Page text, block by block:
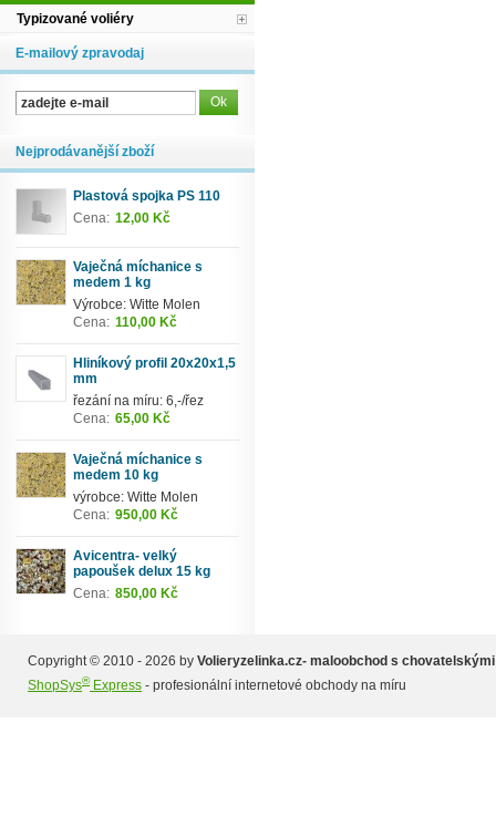
Typizované voliéry
E-mailový zpravodaj
Nejprodávanější zboží
Plastová spojka PS 110
Cena: 12,00 Kč
Vaječná míchanice s
medem 1 kg
Výrobce: Witte Molen
Cena: 110,00 Kč
Hliníkový profil 20x20x1,5
mm
řezání na míru: 6,-/řez
Cena: 65,00 Kč
Vaječná míchanice s
medem 10 kg
výrobce: Witte Molen
Cena: 950,00 Kč
Avicentra- velký
papoušek delux 15 kg
Cena: 850,00 Kč
Copyright © 2010 - 2026 by Volieryzelinka.cz- maloobchod s
ShopSys®Express - profesionální internetové obchody na míru